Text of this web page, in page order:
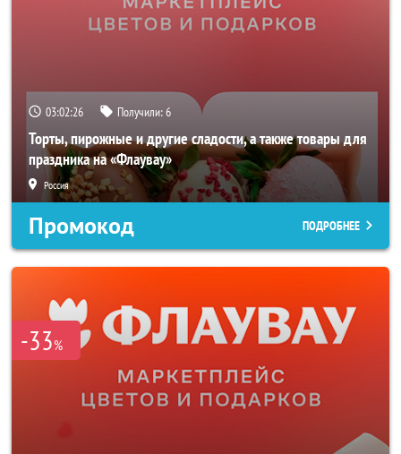
03:02:24 Получили:6
Торты, пирожные и другие сладости, а также товары для
праздника на «Флаувау»
Россия
Промокод ПОДРОБНЕЕ
-33%